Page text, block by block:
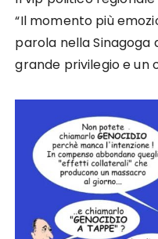
“Il momento più
parola nella
grande privilegio e un